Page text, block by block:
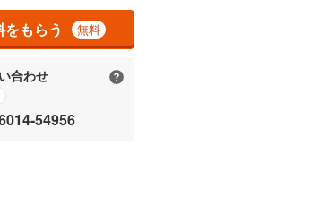
をもらう 無料
合わせ
54956